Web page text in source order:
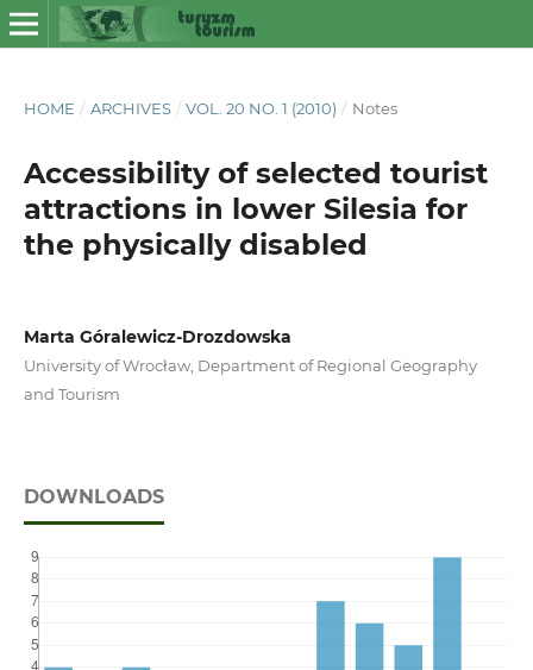
HOME / ARCHIVES / VOL. 20 NO. 1 (2010) / Notes
Accessibility of selected tourist
attractions in lower Silesia for
the physically disabled
Marta Góralewicz-Drozdowska
University of Wrocław, Department of Regional Geography
and Tourism
DOWNLOADS